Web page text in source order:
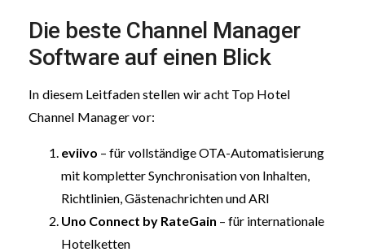
Die beste Channel Manager
Software auf einen Blick
In diesem Leitfaden stellen wir acht Top Hotel
Channel Manager vor:
eviivo – für vollständige OTA-Automatisierung
mit kompletter Synchronisation von Inhalten,
Richtlinien, Gästenachrichten und ARI
Uno Connect by RateGain – für internationale
Hotelketten